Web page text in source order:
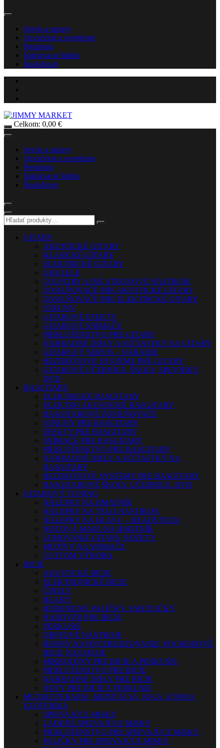
Servis a opravy
Ozvučenie a osvetlenie
Prenájom
Nahrávacie štúdio
ŠkolaNové
Celkom: 0,00 €
Servis a opravy
Ozvučenie a osvetlenie
Prenájom
Nahrávacie štúdio
ŠkolaNové
GITARY
AKUSTICKÉ GITARY
KLASICKÉ GITARY
ELEKTRICKÉ GITARY
UKULELE
COUNTRY A INÉ STRUNOVÉ NÁSTROJE
ZOSILŇOVAČE PRE AKUSTICKÉ GITARY
ZOSILŇOVAČE PRE ELEKTRICKÉ GITARY
STRUNY
GITAROVÉ EFEKTY
GITAROVÉ SNÍMAČE
PRÍSLUŠENSTVO PRE GITARY
NÁHRADNÉ DIELY A SÚČIASTKY NA GITARY
GITAROVÝ SERVIS – NÁRADIE
BEZDRÔTOVÉ SYSTÉMY PRE GITARY
GITAROVÉ UČEBNICE, ŠKOLY, SPEVNÍKY,
DVD
BASGITARY
ELEKTRICKÉ BASGITARY
ELEKTRO AKUSTICKÉ BASGITARY
BASGITAROVÉ ZOSILŇOVAČE
STRUNY PRE BASGITARY
EFEKTY PRE BASGITARY
SNÍMAČE PRE BASGITARY
PRÍSLUŠENSTVO PRE BASGITARY
NÁHRADNÉ DIELY A SÚČIASTKY NA
BASGITARY
BEZDRÔTOVÉ SYSTÉMY PRE BASGITARY
BASGITAROVÉ ŠKOLY, UČEBNICE, DVD
GITAROVÝ TUNING
NÁLEPKY NA HMATNÍK
NÁLEPKY NA TELO NÁSTROJA
NÁLEPKY NA HLAVU – HEADSTOCK
NOTOVÁ MAPA NA HMATNÍK
LEMOVANIE GITARY, ROZETY
MOTÍVY NA SNÍMAČE
CUSTOM VÝROBA
BICIE
AKUSTICKÉ BICIE
ELEKTRONICKÉ BICIE
ČINELY
BLANY
BUBENÍCKE PALIČKY A METLIČKY
HARDVÉR PRE BICIE
PERKUSIE
ORFFOVÉ NÁSTROJE
BUBNY NA POVZBUDZOVANIE, POCHODOVÉ
BICIE NÁSTROJE
MIKROFÓNY PRE BICIE A PERKUSIE
PRÍSLUŠENSTVO PRE BICIE
NÁHRADNÉ DIELY PRE BICIE
NOTY PRE BICIE A PERKUSIE
MUZIKOTERAPIA, MEDITÁCIA, JOGA, ETHNO,
EZOTERIKA
SPIEVAJÚCE MISKY
LADENÉ SPIEVAJÚCE MISKY
PRISLUŠENSTVO PRE SPIEVAJÚCE MISKY
PALIČKY PRE SPIEVAJÚCE MISKY